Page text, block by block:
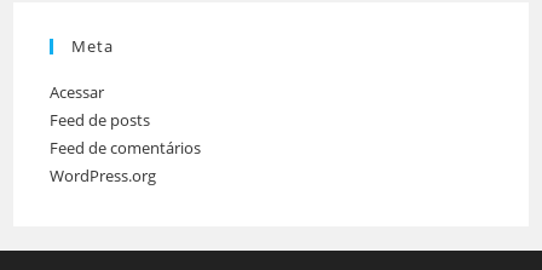
Meta
Acessar
Feed de posts
Feed de comentários
WordPress.org